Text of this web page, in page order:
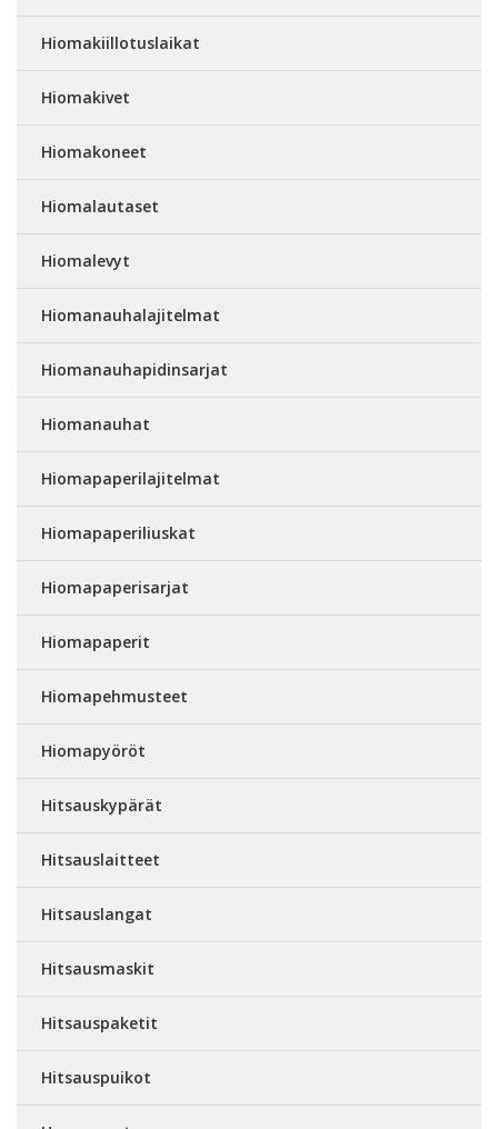
Hiomakiillotuslaikat
Hiomakivet
Hiomakoneet
Hiomalautaset
Hiomalevyt
Hiomanauhalajitelmat
Hiomanauhapidinsarjat
Hiomanauhat
Hiomapaperilajitelmat
Hiomapaperiliuskat
Hiomapaperisarjat
Hiomapaperit
Hiomapehmusteet
Hiomapyöröt
Hitsauskypärät
Hitsauslaitteet
Hitsauslangat
Hitsausmaskit
Hitsauspaketit
Hitsauspuikot